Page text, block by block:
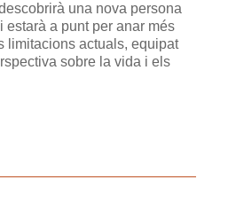
una nova persona
estarà a punt per anar més
limitacions actuals, equipat
sobre la vida i els